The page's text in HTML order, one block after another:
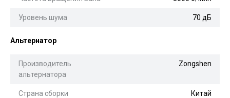
Уровень шума 70 дБ
Альтернатор
Производитель
альтернатора
Zongshen
Страна сборки
Китай